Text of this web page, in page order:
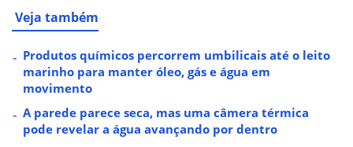
Veja também
Produtos químicos percorrem umbilicais até o leito
marinho para manter óleo, gás e água em
movimento
A parede parece seca, mas uma câmera térmica
pode revelar a água avançando por dentro